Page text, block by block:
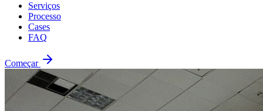
Serviços
Processo
Cases
FAQ
Começar